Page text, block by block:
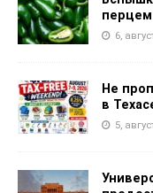
перцем
6,
Не
в
5,